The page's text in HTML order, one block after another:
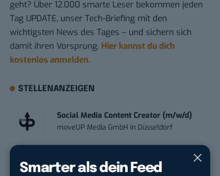
Smarter als dein Feed
geht? Über 12.000 smarte Leser bekommen jeden
Tag UPDATE, unser Tech-Briefing mit den
wichtigsten News des Tages – und sichern sich
damit ihren Vorsprung. Hier kannst du dich
kostenlos anmelden.
STELLENANZEIGEN
Social Media Content Creator (m/w/d)
moveUP Media GmbH in Düsseldorf
touristische...